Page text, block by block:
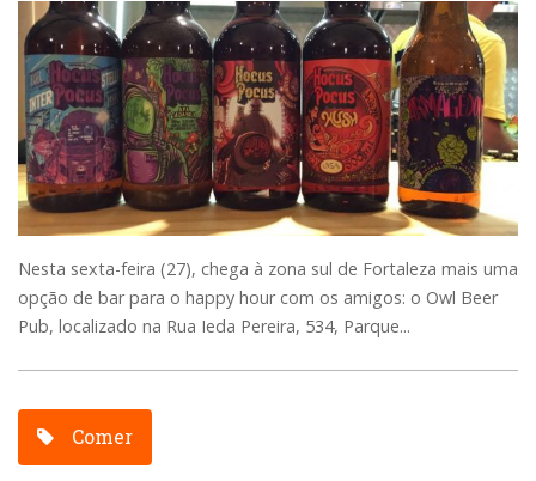
Nesta sexta-feira (27), chega à zona sul de Fortaleza mais uma
opção de bar para o happy hour com os amigos: o Owl Beer
Pub, localizado na Rua Ieda Pereira, 534, Parque...
Comer